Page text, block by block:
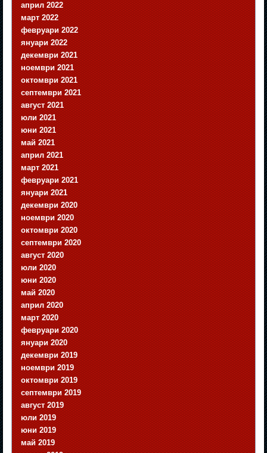
април 2022
март 2022
февруари 2022
януари 2022
декември 2021
ноември 2021
октомври 2021
септември 2021
август 2021
юли 2021
юни 2021
май 2021
април 2021
март 2021
февруари 2021
януари 2021
декември 2020
ноември 2020
октомври 2020
септември 2020
август 2020
юли 2020
юни 2020
май 2020
април 2020
март 2020
февруари 2020
януари 2020
декември 2019
ноември 2019
октомври 2019
септември 2019
август 2019
юли 2019
юни 2019
май 2019